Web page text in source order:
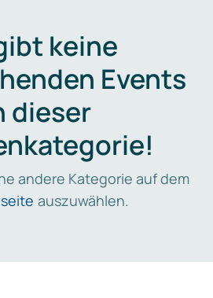
keine
Events
dieser
andere Kategorie auf dem
auszuwählen.